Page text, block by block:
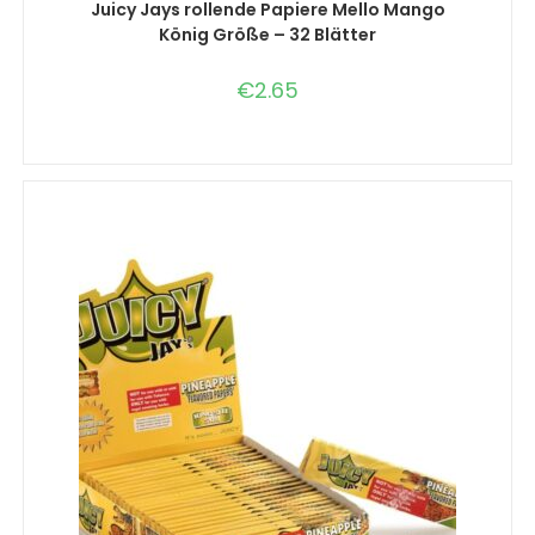
Juicy Jays rollende Papiere Mello Mango
König Größe – 32 Blätter
€2.65